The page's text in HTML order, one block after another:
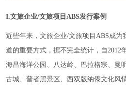
I.文旅企业/文旅项目ABS发行案例
近些年来，文旅企业/文旅项目ABS成为
道的重要方式，据不完全统计，自2012
海昌海洋公园、八达岭、巴拉格宗、曼
古城、普者黑景区、西双版纳傣文化风